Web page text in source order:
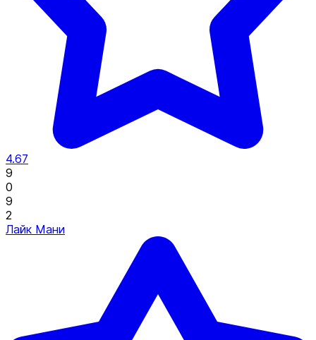
4.67
9
0
9
2
Лайк Мани